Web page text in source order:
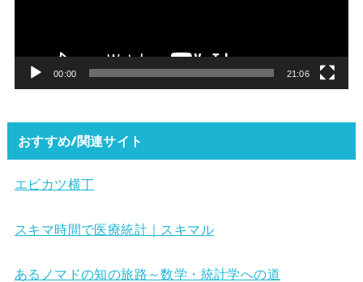
00:00 21:06
おすすめ/関連サイト
エビカツ横丁
スキマ時間で医療統計｜スキマル
あるノマドの知の旅路～数学・統計学への道